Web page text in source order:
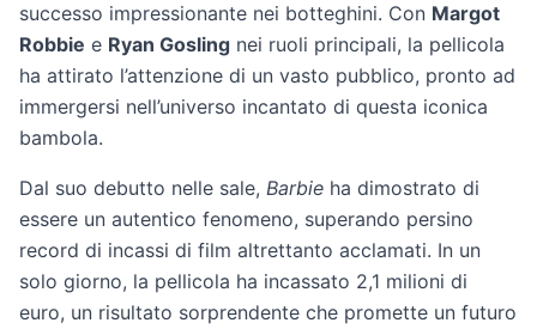
successo impressionante nei botteghini. Con Margot
Robbie e Ryan Gosling nei ruoli principali, la pellicola
ha attirato l’attenzione di un vasto pubblico, pronto ad
immergersi nell’universo incantato di questa iconica
bambola.
Dal suo debutto nelle sale, Barbie ha dimostrato di
essere un autentico fenomeno, superando persino
record di incassi di film altrettanto acclamati. In un
solo giorno, la pellicola ha incassato 2,1 milioni di
euro, un risultato sorprendente che promette un futuro